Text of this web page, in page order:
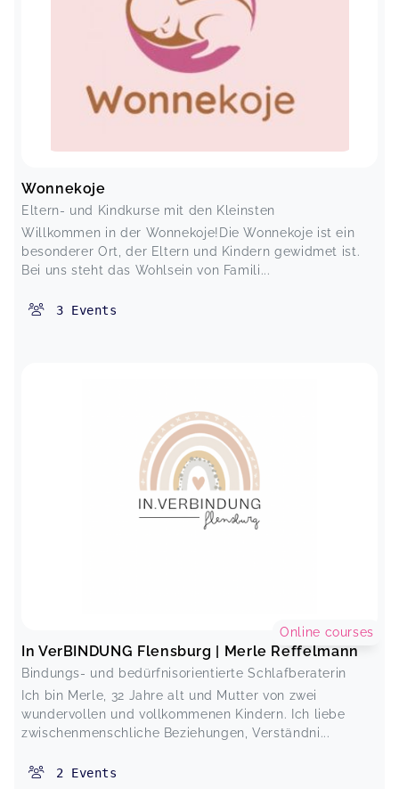
Wonnekoje
Eltern- und Kindkurse mit den Kleinsten
Willkommen in der Wonnekoje!Die Wonnekoje ist ein
besonderer Ort, der Eltern und Kindern gewidmet ist.
Bei uns steht das Wohlsein von Famili...
3 Events
In VerBINDUNG Flensburg | Merle Reffelmann
Bindungs- und bedürfnisorientierte Schlafberaterin
Ich bin Merle, 32 Jahre alt und Mutter von zwei
wundervollen und vollkommenen Kindern. Ich liebe
zwischenmenschliche Beziehungen, Verständni...
Online courses
2 Events